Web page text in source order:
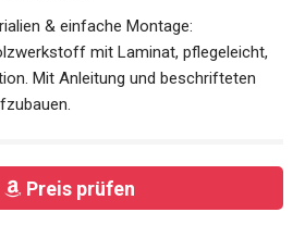
& einfache Montage:
mit Laminat, pflegeleicht,
Mit Anleitung und beschrifteten
Preis prüfen